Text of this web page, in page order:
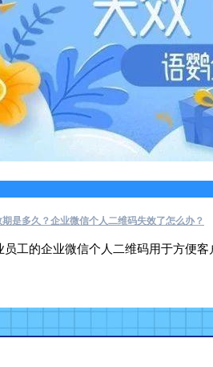
是多久？企业微信个人二维码失效了怎么办？
工的企业微信个人二维码用于方便客